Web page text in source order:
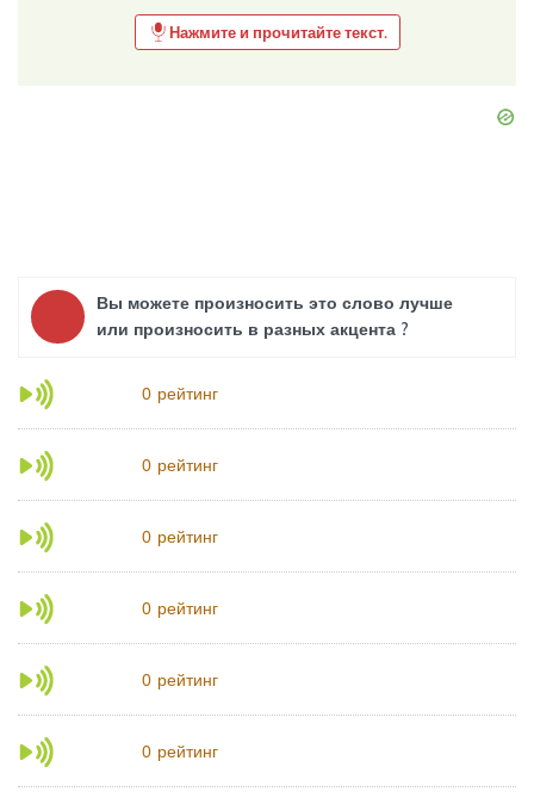
Нажмите и прочитайте текст.
Вы можете произносить это слово лучше
или произносить в разных акцента ?
0 рейтинг
0 рейтинг
0 рейтинг
0 рейтинг
0 рейтинг
0 рейтинг